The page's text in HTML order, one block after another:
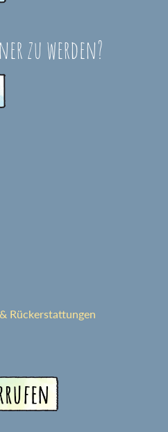
zu werden?
Rückerstattungen